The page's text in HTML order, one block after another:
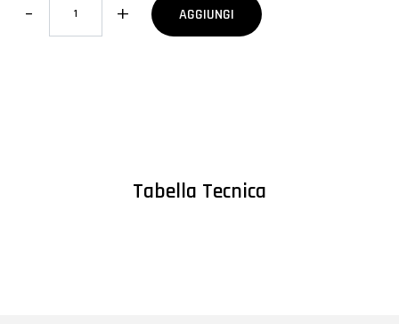
AGGIUNGI
Tabella Tecnica